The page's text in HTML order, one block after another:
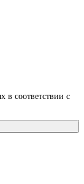
в соответствии с